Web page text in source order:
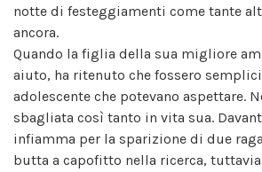
notte di festeggiamenti come tante
ancora.
Quando la figlia della sua migliore
aiuto, ha ritenuto che fossero
adolescente che potevano aspettare.
sbagliata così tanto in vita sua.
infiamma per la sparizione di due
butta a capofitto nella ricerca,